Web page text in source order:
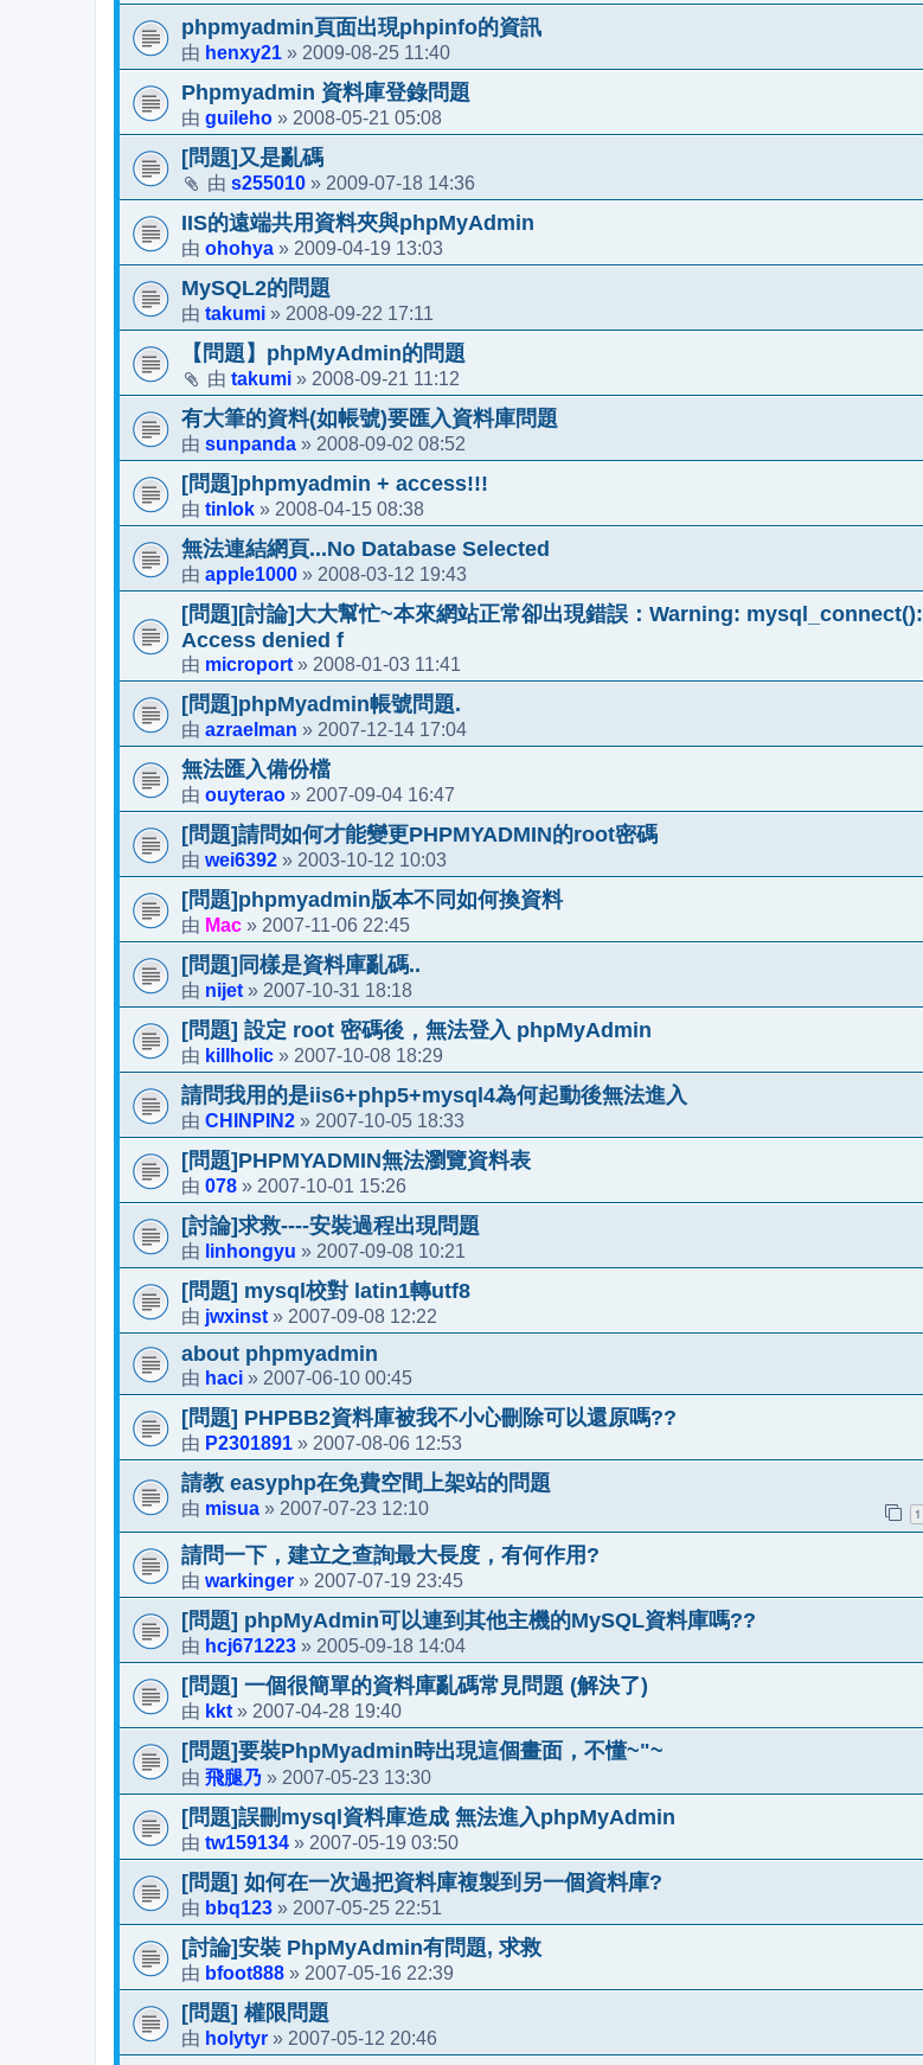
phpmyadmin頁面出現phpinfo的資訊
由 henxy21 » 2009-08-25 11:40
Phpmyadmin 資料庫登錄問題
由 guileho » 2008-05-21 05:08
[問題]又是亂碼
由 s255010 » 2009-07-18 14:36
IIS的遠端共用資料夾與phpMyAdmin
由 ohohya » 2009-04-19 13:03
MySQL2的問題
由 takumi » 2008-09-22 17:11
【問題】phpMyAdmin的問題
由 takumi » 2008-09-21 11:12
有大筆的資料(如帳號)要匯入資料庫問題
由 sunpanda » 2008-09-02 08:52
[問題]phpmyadmin + access!!!
由 tinlok » 2008-04-15 08:38
無法連結網頁...No Database Selected
由 apple1000 » 2008-03-12 19:43
[問題][討論]大大幫忙~本來網站正常卻出現錯誤：Warning: mysql_connect():
Access denied f
由 microport » 2008-01-03 11:41
[問題]phpMyadmin帳號問題.
由 azraelman » 2007-12-14 17:04
無法匯入備份檔
由 ouyterao » 2007-09-04 16:47
[問題]請問如何才能變更PHPMYADMIN的root密碼
由 wei6392 » 2003-10-12 10:03
[問題]phpmyadmin版本不同如何換資料
由 Mac » 2007-11-06 22:45
[問題]同樣是資料庫亂碼..
由 nijet » 2007-10-31 18:18
[問題] 設定 root 密碼後，無法登入 phpMyAdmin
由 killholic » 2007-10-08 18:29
請問我用的是iis6+php5+mysql4為何起動後無法進入
由 CHINPIN2 » 2007-10-05 18:33
[問題]PHPMYADMIN無法瀏覽資料表
由 078 » 2007-10-01 15:26
[討論]求救----安裝過程出現問題
由 linhongyu » 2007-09-08 10:21
[問題] mysql校對 latin1轉utf8
由 jwxinst » 2007-09-08 12:22
about phpmyadmin
由 haci » 2007-06-10 00:45
[問題] PHPBB2資料庫被我不小心刪除可以還原嗎??
由 P2301891 » 2007-08-06 12:53
請教 easyphp在免費空間上架站的問題
由 misua » 2007-07-23 12:10 1
請問一下，建立之查詢最大長度，有何作用?
由 warkinger » 2007-07-19 23:45
[問題] phpMyAdmin可以連到其他主機的MySQL資料庫嗎??
由 hcj671223 » 2005-09-18 14:04
[問題] 一個很簡單的資料庫亂碼常見問題 (解決了)
由 kkt » 2007-04-28 19:40
[問題]要裝PhpMyadmin時出現這個畫面，不懂~"~
由 飛腿乃 » 2007-05-23 13:30
[問題]誤刪mysql資料庫造成 無法進入phpMyAdmin
由 tw159134 » 2007-05-19 03:50
[問題] 如何在一次過把資料庫複製到另一個資料庫?
由 bbq123 » 2007-05-25 22:51
[討論]安裝 PhpMyAdmin有問題, 求救
由 bfoot888 » 2007-05-16 22:39
[問題] 權限問題
由 holytyr » 2007-05-12 20:46